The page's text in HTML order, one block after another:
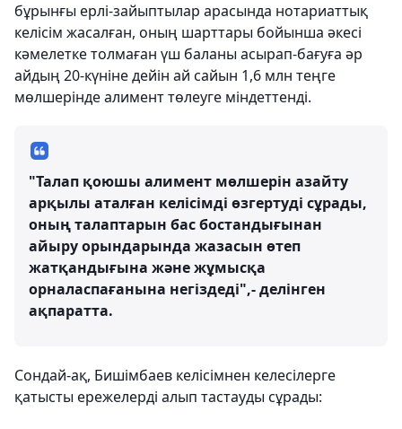
бұрынғы ерлі-зайыптылар арасында нотариаттық
келісім жасалған, оның шарттары бойынша әкесі
кәмелетке толмаған үш баланы асырап-бағуға әр
айдың 20-күніне дейін ай сайын 1,6 млн теңге
мөлшерінде алимент төлеуге міндеттенді.
"Талап қоюшы алимент мөлшерін азайту
арқылы аталған келісімді өзгертуді сұрады,
оның талаптарын бас бостандығынан
айыру орындарында жазасын өтеп
жатқандығына және жұмысқа
орналаспағанына негіздеді",- делінген
ақпаратта.
Сондай-ақ, Бишімбаев келісімнен келесілерге
қатысты ережелерді алып тастауды сұрады: